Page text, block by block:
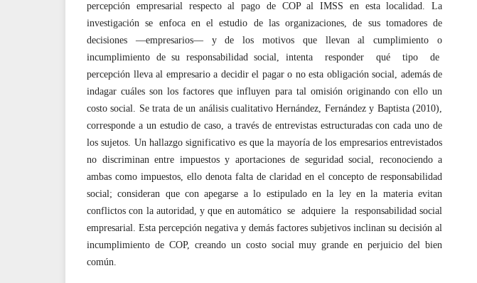
percepción empresarial respecto al pago de COP al IMSS en esta localidad. La
investigación se enfoca en el estudio de las organizaciones, de sus tomadores de
decisiones —empresarios— y de los motivos que llevan al cumplimiento o
incumplimiento de su responsabilidad social, intenta responder qué tipo de
percepción lleva al empresario a decidir el pagar o no esta obligación social, además de
indagar cuáles son los factores que influyen para tal omisión originando con ello un
costo social. Se trata de un análisis cualitativo Hernández, Fernández y Baptista (2010),
corresponde a un estudio de caso, a través de entrevistas estructuradas con cada uno de
los sujetos. Un hallazgo significativo es que la mayoría de los empresarios entrevistados
no discriminan entre impuestos y aportaciones de seguridad social, reconociendo a
ambas como impuestos, ello denota falta de claridad en el concepto de responsabilidad
social; consideran que con apegarse a lo estipulado en la ley en la materia evitan
conflictos con la autoridad, y que en automático se adquiere la responsabilidad social
empresarial. Esta percepción negativa y demás factores subjetivos inclinan su decisión al
incumplimiento de COP, creando un costo social muy grande en perjuicio del bien
común.